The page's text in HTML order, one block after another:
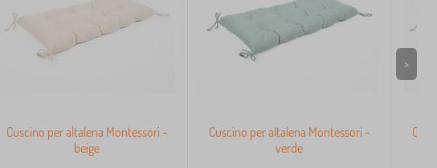
Cuscino per altalena Montessori -
beige
Cuscino per altalena Montessori -
verde
>